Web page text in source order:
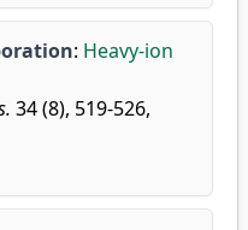
: Heavy-ion
34 (8), 519-526,